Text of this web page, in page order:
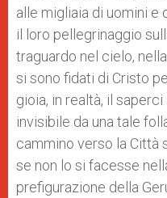
alle migliaia di uomini e
il loro pellegrinaggio
traguardo nel cielo,
si sono fidati di Cristo
gioia, in realtà, il
invisibile da una tale
cammino verso la Città
se non lo si facesse
prefigurazione della